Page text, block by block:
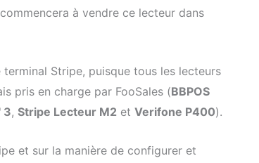
à vendre ce lecteur dans
Stripe, puisque tous les lecteurs
pris en charge par FooSales (BBPOS
3, Stripe Lecteur M2 et Verifone P400).
et sur la manière de configurer et